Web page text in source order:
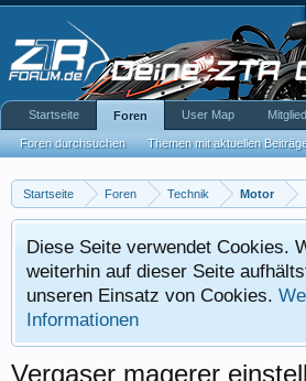
Startseite Foren Technik Motor
Diese Seite verwendet Cookies.
weiterhin auf dieser Seite
unseren Einsatz von Cookies.
Informationen
Vergaser magerer
Startseite Foren
Foren durchsuchen Themen mit aktuellen
User Map